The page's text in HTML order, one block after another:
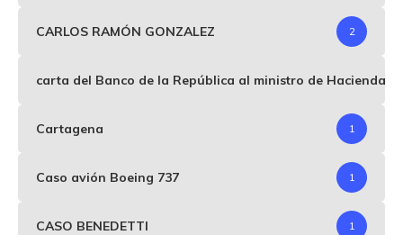
CARLOS RAMÓN GONZALEZ 2
carta del Banco de la República al ministro de Hacienda
Cartagena 1
Caso avión Boeing 737 1
CASO BENEDETTI 1